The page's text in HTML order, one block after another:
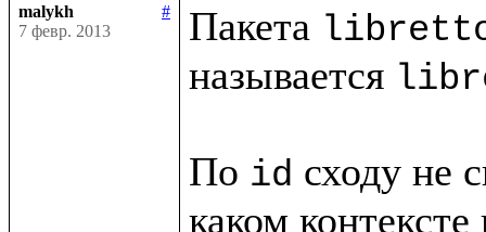
malykh
#
7 февр. 2013
Пакета
называется
По id сходу не
каком